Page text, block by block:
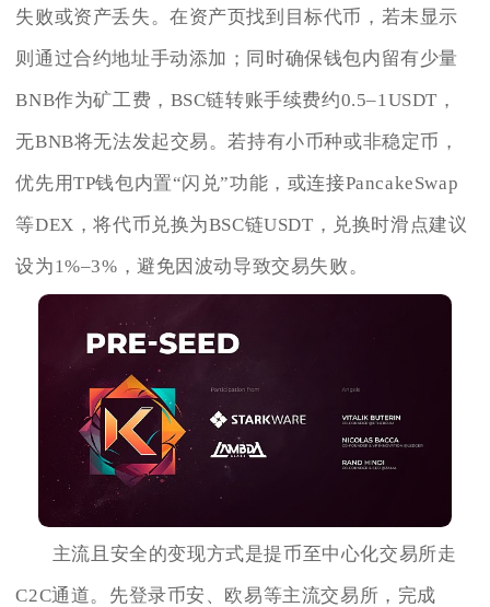
失败或资产丢失。在资产页找到目标代币，若未显示
则通过合约地址手动添加；同时确保钱包内留有少量
BNB作为矿工费，BSC链转账手续费约0.5–1USDT，
无BNB将无法发起交易。若持有小币种或非稳定币，
优先用TP钱包内置“闪兑”功能，或连接PancakeSwap
等DEX，将代币兑换为BSC链USDT，兑换时滑点建议
设为1%–3%，避免因波动导致交易失败。
主流且安全的变现方式是提币至中心化交易所走
C2C通道。先登录币安、欧易等主流交易所，完成